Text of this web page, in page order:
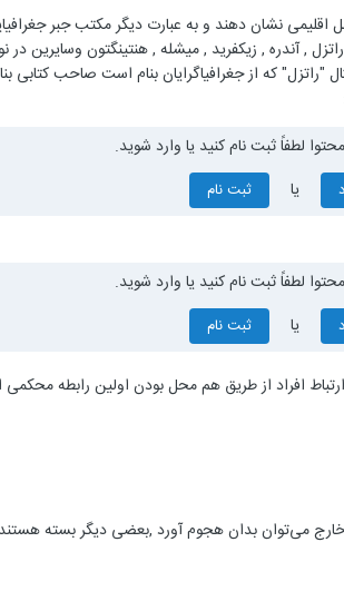
نشان دهند و به عبارت دیگر مکتب جبر
, آندره , زیکفرید , میشله , هنتینگتون وسایرین
لطفاً ثبت نام کنید یا وارد شوید.
یا ثبت نام
لطفاً ثبت نام کنید یا وارد شوید.
یا ثبت نام
افراد از طریق هم محل بودن اولین رابطه
خارج می‌توان بدان هجوم آورد ,بعضی دیگر بسته